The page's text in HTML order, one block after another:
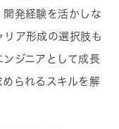
発経験を活かしな
ア形成の選択肢も
ジニアとして成長
られるスキルを解